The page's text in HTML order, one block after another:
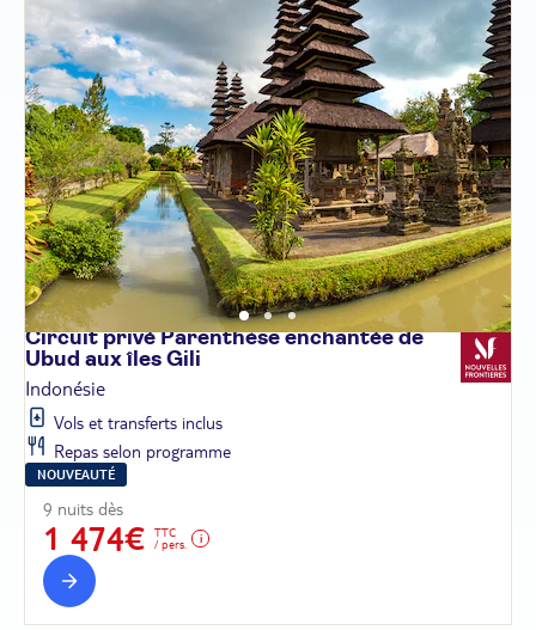
Circuit privé Parenthèse enchantée de
Ubud aux îles Gili
Indonésie
Vols et transferts inclus
Repas selon programme
NOUVEAUTÉ
9 nuits dès
1 474€
TTC
/ pers.